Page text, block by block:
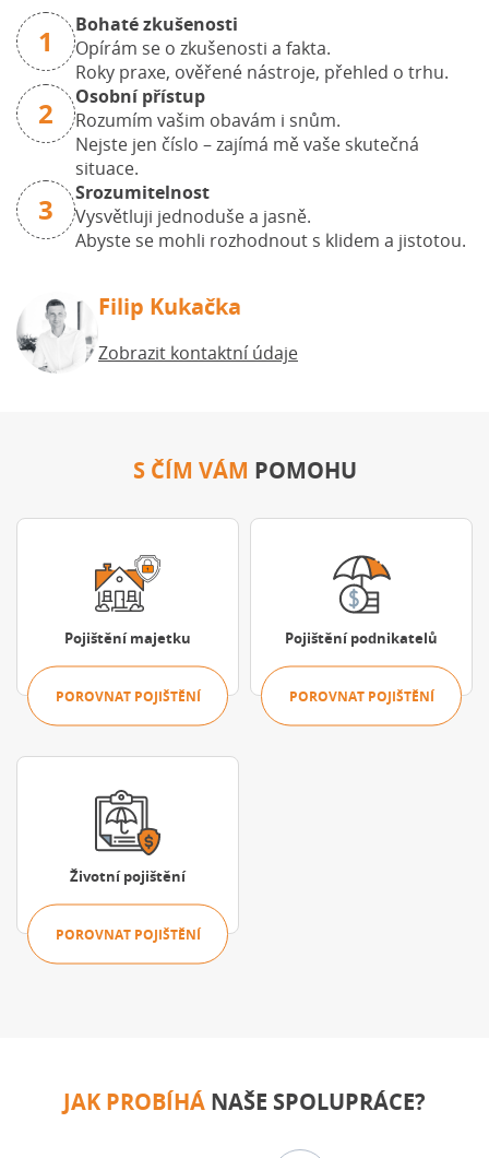
1
Bohaté zkušenosti
Opírám se o zkušenosti a fakta.
Roky praxe, ověřené nástroje, přehled o trhu.
2
Osobní přístup
Rozumím vašim obavám i snům.
Nejste jen číslo – zajímá mě vaše skutečná
situace.
3
Srozumitelnost
Vysvětluji jednoduše a jasně.
Abyste se mohli rozhodnout s klidem a jistotou.
Filip Kukačka
Zobrazit kontaktní údaje
S ČÍM VÁM POMOHU
Pojištění majetku
POROVNAT POJIŠTĚNÍ
Porovnat pojištění
Pojištění podnikatelů
POROVNAT POJIŠTĚNÍ
Porovnat
Životní pojištění
POROVNAT POJIŠTĚNÍ
Porovnat pojištění
JAK PROBÍHÁ NAŠE SPOLUPRÁCE?